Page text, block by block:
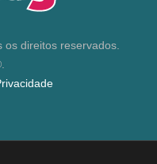
os direitos reservados.